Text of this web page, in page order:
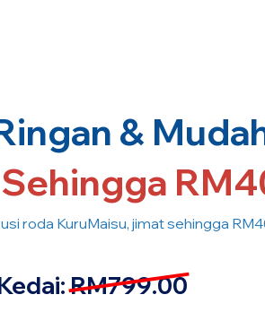
&
roda KuruMaisu, jimat sehingga
RM799.00